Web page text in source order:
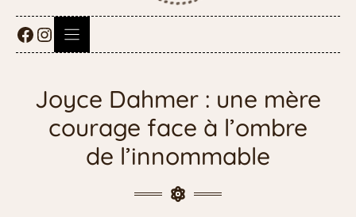
Joyce Dahmer : une mère
courage face à l’ombre
de l’innommable